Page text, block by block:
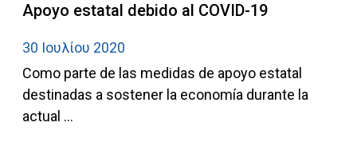
Apoyo estatal debido al COVID-19
30 Ιουλίου 2020
Como parte de las medidas de apoyo estatal
destinadas a sostener la economía durante la
actual ...